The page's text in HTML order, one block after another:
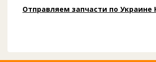
Отправляем запчасти по